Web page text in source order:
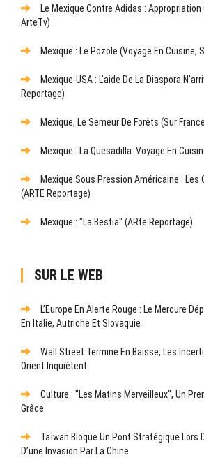
Le Mexique Contre Adidas :
ArteTv)
Mexique : Le Pozole (Voyage En Cuisine,
Mexique-USA : L’aide De La Diaspora
Reportage)
Mexique, Le Semeur De Forêts (sur
Mexique : La Quesadilla. Voyage En
Mexique Sous Pression Américaine : Les
(ARTE Reportage)
Mexique : "La Bestia" (ARte Reportage)
SUR LE WEB
L’Europe En Alerte Rouge : Le Mercure
En Italie, Autriche Et Slovaquie
Wall Street Termine En Baisse, Les
Orient Inquiètent
Culture : "Les Matins Merveilleux", Un
Grâce
Taïwan Bloque Un Pont Stratégique Lors
D’une Invasion Par La Chine